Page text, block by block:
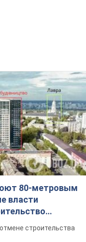
80-метровым
власти
строительства